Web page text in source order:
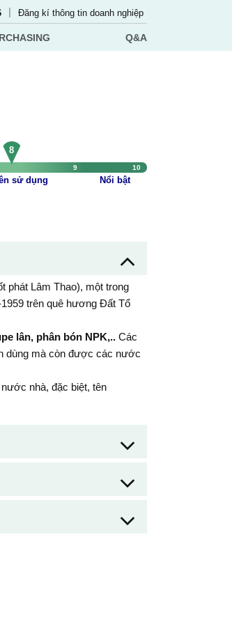
Q&A
| Đăng kí thông tin doanh nghiệp
9 10
sử dụng Nổi bật
8
phát Lâm Thao), một trong
trên quê hương Đất Tổ
lân, phân bón NPK,..Các
dùng mà còn được các nước
nhà, đặc biệt, tên